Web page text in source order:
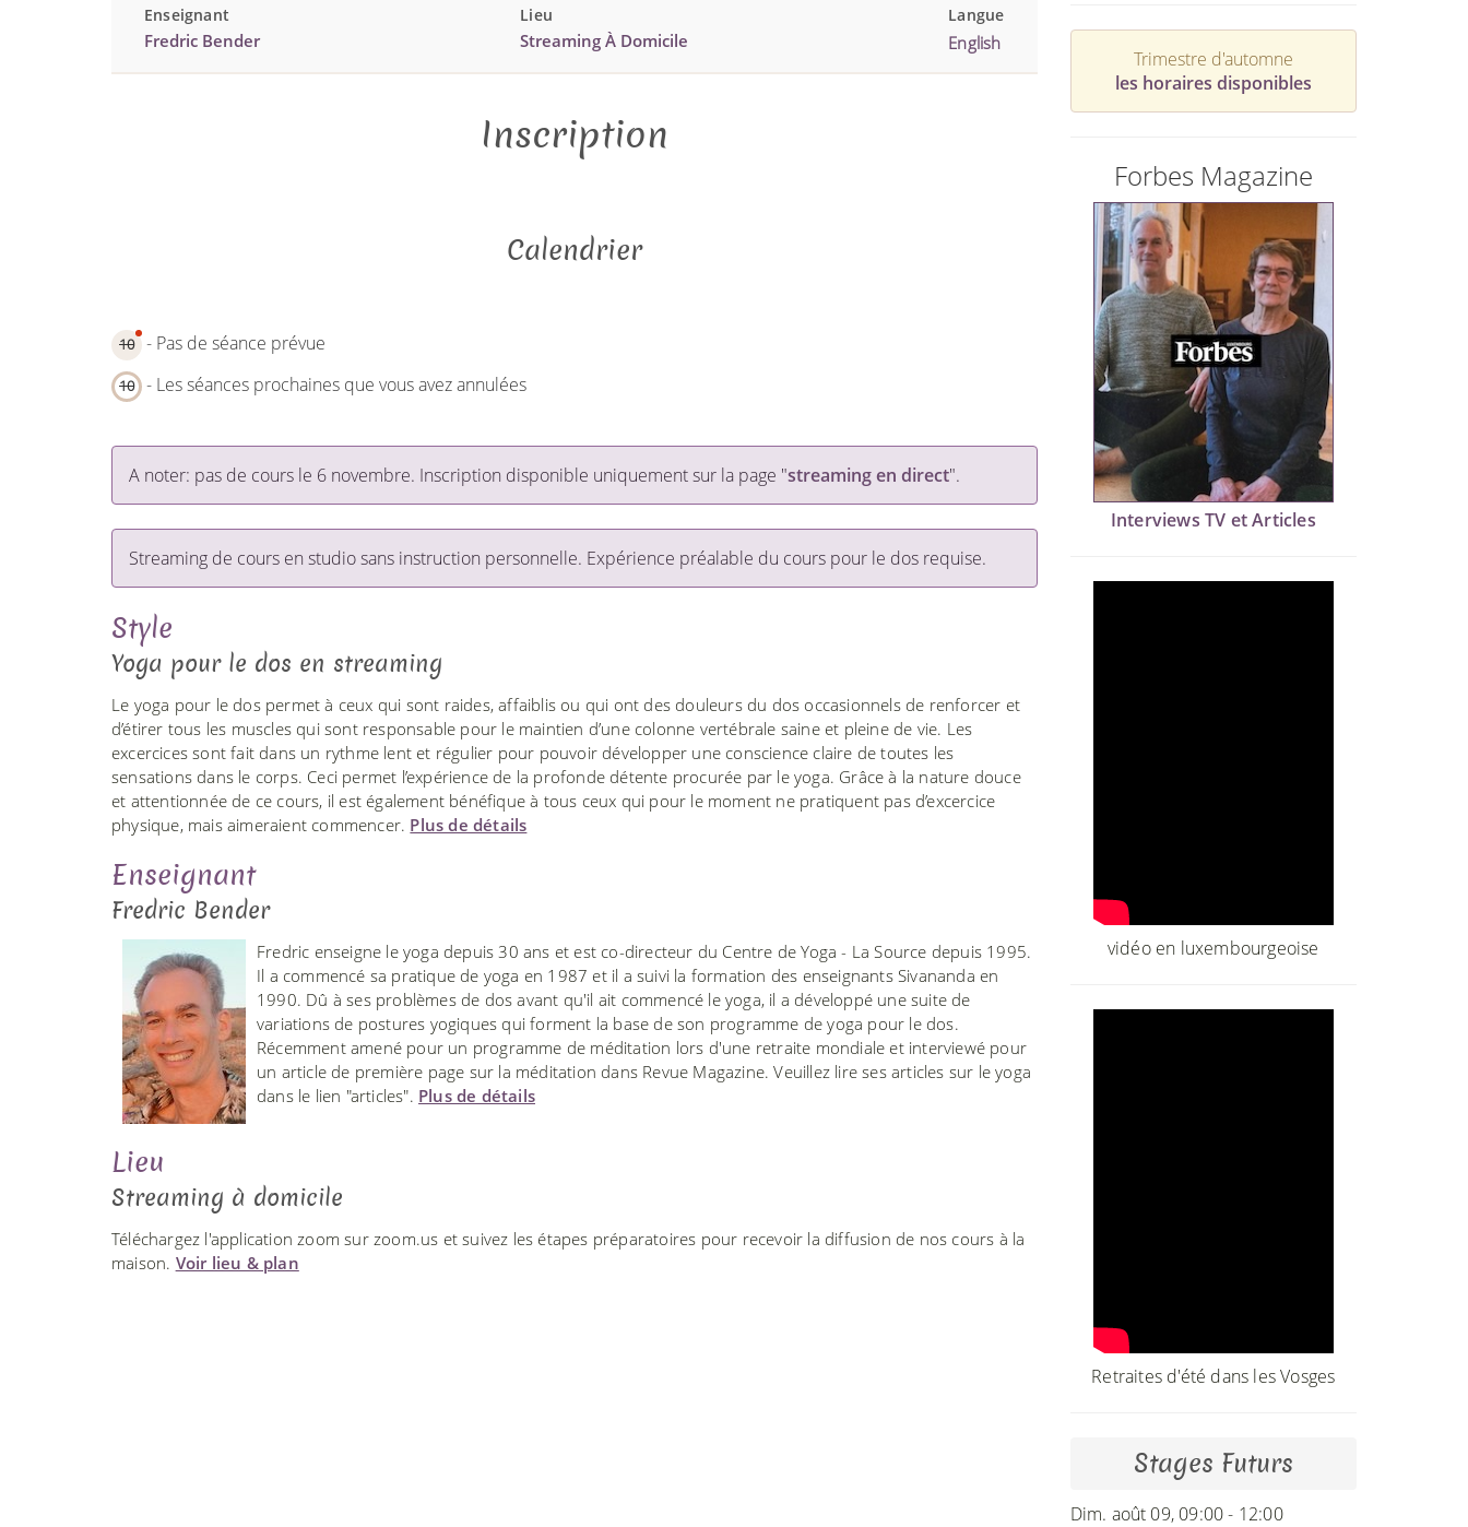
Enseignant
Fredric Bender
Lieu
Streaming À Domicile
Langue
English
Inscription
Calendrier
10 - Pas de séance prévue
10 - Les séances prochaines que vous avez annulées
A noter: pas de cours le 6 novembre. Inscription disponible uniquement sur la page "streaming en direct".
Streaming de cours en studio sans instruction personnelle. Expérience préalable du cours pour le dos requise.
Style
Yoga pour le dos en streaming
Le yoga pour le dos permet à ceux qui sont raides, affaiblis ou qui ont des douleurs du dos occasionnels de renforcer et
d’étirer tous les muscles qui sont responsable pour le maintien d’une colonne vertébrale saine et pleine de vie. Les
excercices sont fait dans un rythme lent et régulier pour pouvoir développer une conscience claire de toutes les
sensations dans le corps. Ceci permet l’expérience de la profonde détente procurée par le yoga. Grâce à la nature douce
et attentionnée de ce cours, il est également bénéfique à tous ceux qui pour le moment ne pratiquent pas d’excercice
physique, mais aimeraient commencer. Plus de détails
Enseignant
Fredric Bender
Fredric enseigne le yoga depuis 30 ans et est co-directeur du Centre de Yoga - La Source depuis 1995.
Il a commencé sa pratique de yoga en 1987 et il a suivi la formation des enseignants Sivananda en
1990. Dû à ses problèmes de dos avant qu'il ait commencé le yoga, il a développé une suite de
variations de postures yogiques qui forment la base de son programme de yoga pour le dos.
Récemment amené pour un programme de méditation lors d'une retraite mondiale et interviewé pour
un article de première page sur la méditation dans Revue Magazine. Veuillez lire ses articles sur le yoga
dans le lien "articles". Plus de détails
Lieu
Streaming à domicile
Téléchargez l'application zoom sur zoom.us et suivez les étapes préparatoires pour recevoir la diffusion de nos cours à la
maison. Voir lieu & plan
Trimestre d'automne
les horaires disponibles
Forbes Magazine
Interviews TV et Articles
vidéo en luxembourgeoise
Retraites d'été dans les Vosges
Stages Futurs
Dim. août 09, 09:00 - 12:00